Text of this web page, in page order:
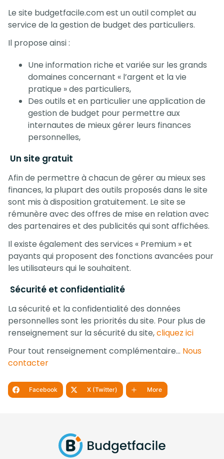
Le site budgetfacile.com est un outil complet au
service de la gestion de budget des particuliers.
Il propose ainsi :
Une information riche et variée sur les grands
domaines concernant « l’argent et la vie
pratique » des particuliers,
Des outils et en particulier une application de
gestion de budget pour permettre aux
internautes de mieux gérer leurs finances
personnelles,
Un site gratuit
Afin de permettre à chacun de gérer au mieux ses
finances, la plupart des outils proposés dans le site
sont mis à disposition gratuitement. Le site se
rémunère avec des offres de mise en relation avec
des partenaires et des publicités qui sont affichées.
Il existe également des services « Premium » et
payants qui proposent des fonctions avancées pour
les utilisateurs qui le souhaitent.
Sécurité et confidentialité
La sécurité et la confidentialité des données
personnelles sont les priorités du site. Pour plus de
renseignement sur la sécurité du site,cliquez ici
Pour tout renseignement complémentaire… Nous
contacter
Facebook X (Twitter) More